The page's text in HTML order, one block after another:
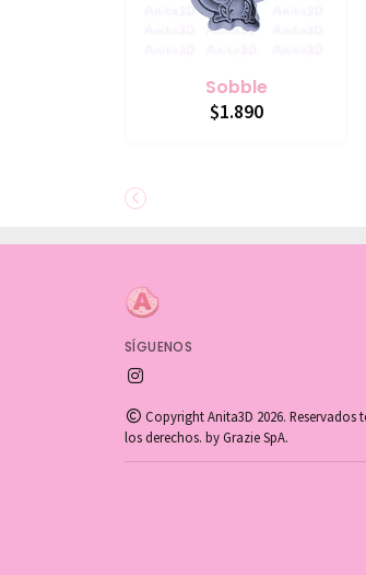
Sobble
$1.890
SÍGUENOS
Copyright Anita3D 2026. Reservados
los derechos. by Grazie SpA.